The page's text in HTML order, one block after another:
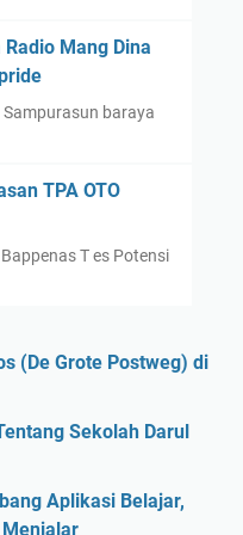
Mang Dina
baraya
TPA OTO
T es Potensi
(De Grote Postweg) di
Sekolah Darul
Aplikasi Belajar,